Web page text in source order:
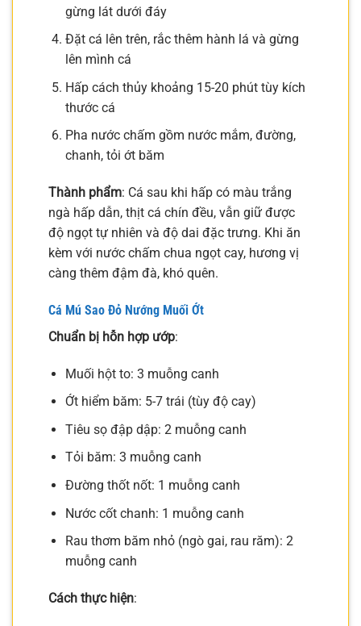
gừng lát dưới đáy
Đặt cá lên trên, rắc thêm hành lá và gừng
lên mình cá
Hấp cách thủy khoảng 15-20 phút tùy kích
thước cá
Pha nước chấm gồm nước mắm, đường,
chanh, tỏi ớt băm
Thành phẩm: Cá sau khi hấp có màu trắng
ngà hấp dẫn, thịt cá chín đều, vẫn giữ được
độ ngọt tự nhiên và độ dai đặc trưng. Khi ăn
kèm với nước chấm chua ngọt cay, hương vị
càng thêm đậm đà, khó quên.
Cá Mú Sao Đỏ Nướng Muối Ớt
Chuẩn bị hỗn hợp ướp:
Muối hột to: 3 muỗng canh
Ớt hiểm băm: 5-7 trái (tùy độ cay)
Tiêu sọ đập dập: 2 muỗng canh
Tỏi băm: 3 muỗng canh
Đường thốt nốt: 1 muỗng canh
Nước cốt chanh: 1 muỗng canh
Rau thơm băm nhỏ (ngò gai, rau răm): 2
muỗng canh
Cách thực hiện: